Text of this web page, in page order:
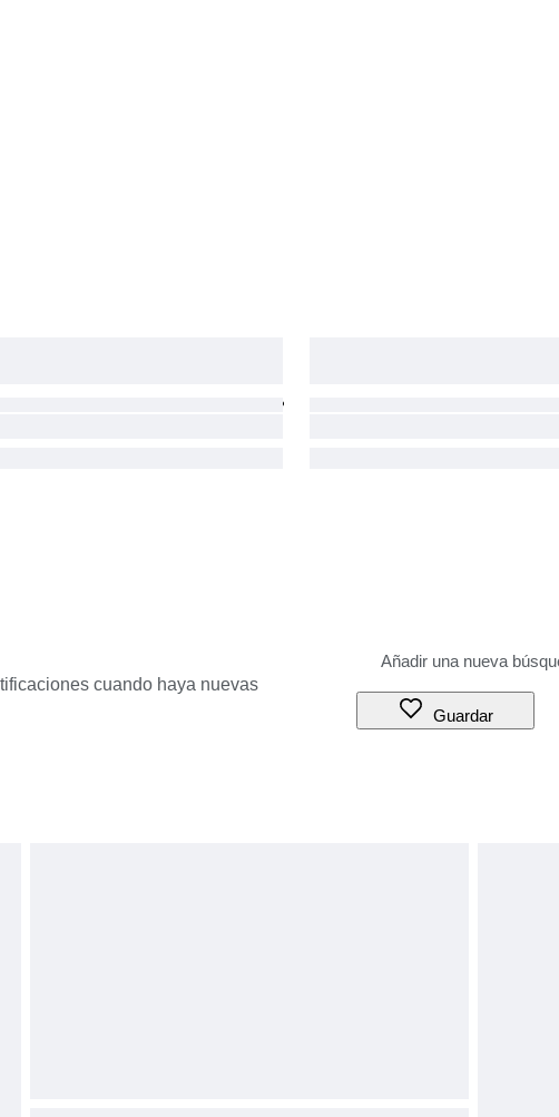
cuando haya nuevas
Guardar